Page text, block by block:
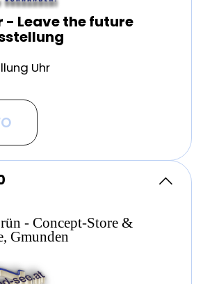
- Leave the future
Uhr
- Concept-Store &
Gmunden